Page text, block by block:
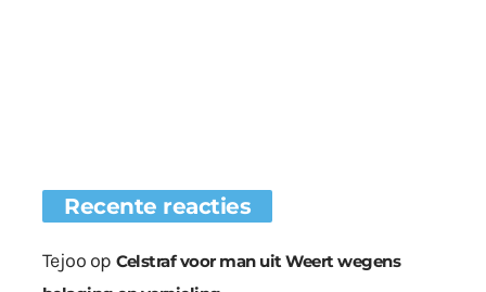
Recente reacties
Tejoo op Celstraf voor man uit Weert wegens